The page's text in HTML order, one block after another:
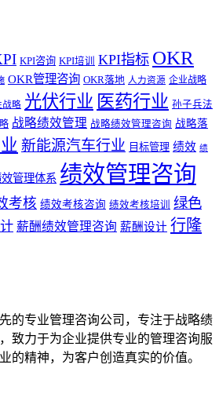
KPI咨询 KPI培训 KPI指标 OKR
OKR管理咨询 OKR落地 人力资源 企业战略
战略 光伏行业 医药行业 孙子兵法
战略绩效管理 战略绩效管理咨询 战略落
新能源汽车行业 目标管理 绩效 绩
管理体系 绩效管理咨询
考核 绩效考核咨询 绩效考核培训
绿色
薪酬绩效管理咨询 薪酬设计 行隆
的专业管理咨询公司，专注于战略绩
致力于为企业提供专业的管理咨询服
的精神，为客户创造真实的价值。